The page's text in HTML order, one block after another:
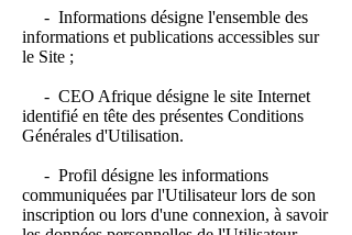
- Informations désigne l'ensemble des
informations et publications accessibles sur
le Site ;
- CEO Afrique désigne le site Internet
identifié en tête des présentes Conditions
Générales d'Utilisation.
- Profil désigne les informations
communiquées par l'Utilisateur lors de son
inscription ou lors d'une connexion, à savoir